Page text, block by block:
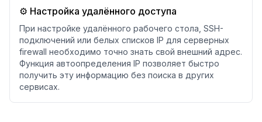
⚙️ Настройка удалённого доступа
При настройке удалённого рабочего стола, SSH-
подключений или белых списков IP для серверных
firewall необходимо точно знать свой внешний адрес.
Функция автоопределения IP позволяет быстро
получить эту информацию без поиска в других
сервисах.